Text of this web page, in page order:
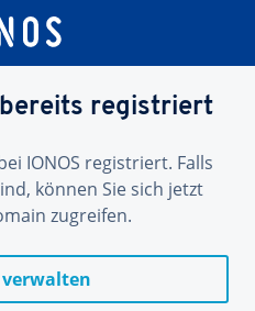
registriert
IONOS registriert. Falls
können Sie sich jetzt
zugreifen.